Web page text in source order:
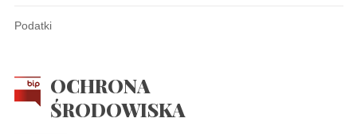
Podatki
OCHRONA
ŚRODOWISKA